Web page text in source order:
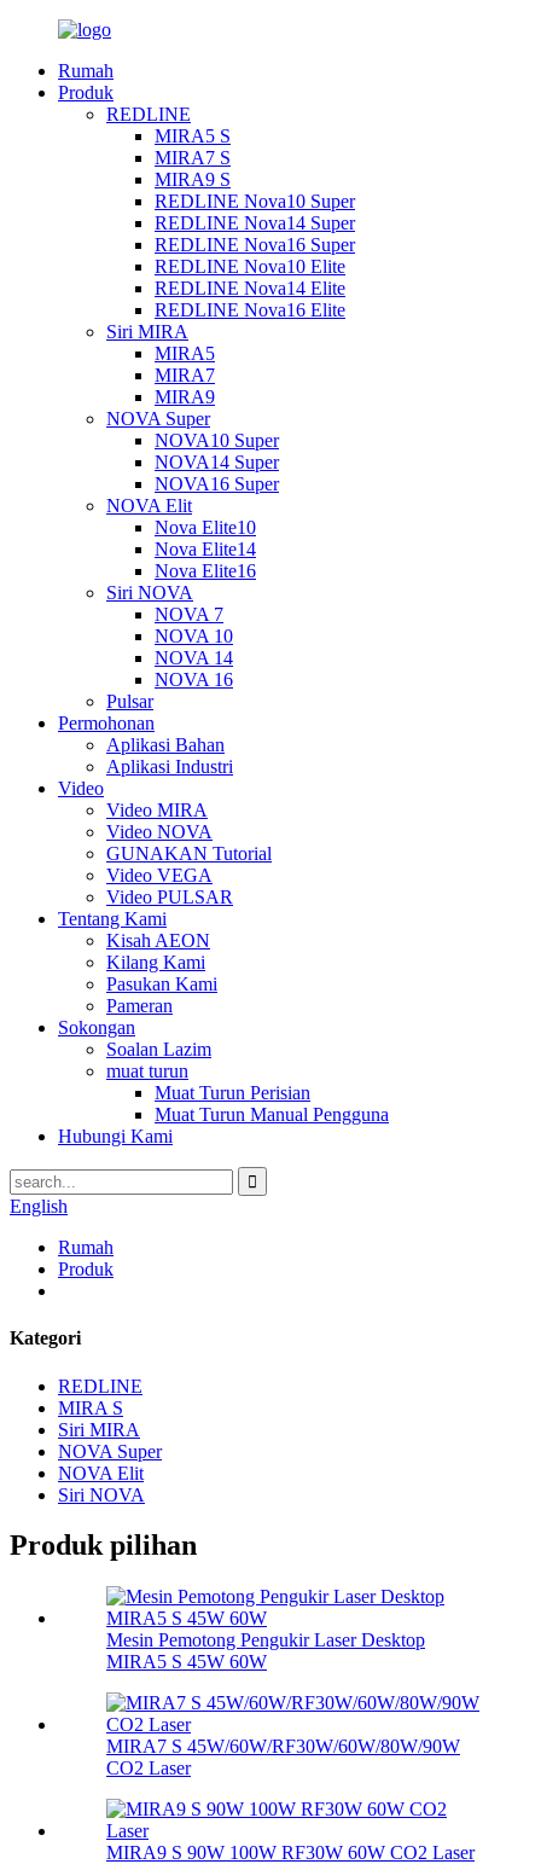
Rumah
Produk
REDLINE
MIRA5 S
MIRA7 S
MIRA9 S
REDLINE Nova10 Super
REDLINE Nova14 Super
REDLINE Nova16 Super
REDLINE Nova10 Elite
REDLINE Nova14 Elite
REDLINE Nova16 Elite
Siri MIRA
MIRA5
MIRA7
MIRA9
NOVA Super
NOVA10 Super
NOVA14 Super
NOVA16 Super
NOVA Elit
Nova Elite10
Nova Elite14
Nova Elite16
Siri NOVA
NOVA 7
NOVA 10
NOVA 14
NOVA 16
Pulsar
Permohonan
Aplikasi Bahan
Aplikasi Industri
Video
Video MIRA
Video NOVA
GUNAKAN Tutorial
Video VEGA
Video PULSAR
Tentang Kami
Kisah AEON
Kilang Kami
Pasukan Kami
Pameran
Sokongan
Soalan Lazim
muat turun
Muat Turun Perisian
Muat Turun Manual Pengguna
Hubungi Kami
English
Rumah
Produk
Kategori
REDLINE
MIRA S
Siri MIRA
NOVA Super
NOVA Elit
Siri NOVA
Produk pilihan
Mesin Pemotong Pengukir Laser Desktop
MIRA5 S 45W 60W
MIRA7 S 45W/60W/RF30W/60W/80W/90W
CO2 Laser
MIRA9 S 90W 100W RF30W 60W CO2 Laser